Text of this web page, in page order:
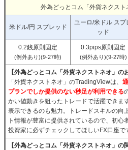
外為どっとコム「外貨ネクスト
米ドル/円 スプレッド
ユーロ/米ドル スプ
ッド
0.2銭原則固定
(例外あり)(9-27時)
0.3pips原則固定
(例外あり)(9-27時)
【外為どっとコム「外貨ネクストネオ」の
「外貨ネクストネオ」のTradingViewは、
プランでしか提供のない秒足が利用できる
かい値動きを狙ったトレードで活躍できま
表示できるのも魅力。トレードスキルの向
ト情報が豊富に提供されているので、初
投資家に必ずチェックしてほしいFX口座で
【外為どっとコム「外貨ネクストネオ」の